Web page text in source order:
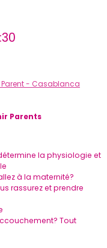
Parent - Casablanca
Parents
la physiologie et
à la maternité?
rassurez et prendre
Tout